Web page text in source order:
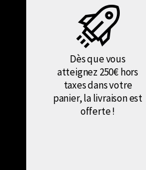
Dès que vous
atteignez 250€ hors
taxes dans votre
panier, la livraison est
offerte !